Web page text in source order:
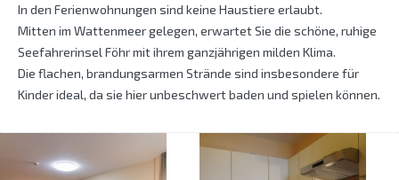
In den Ferienwohnungen sind keine Haustiere erlaubt.
Mitten im Wattenmeer gelegen, erwartet Sie die schöne, ruhige
Seefahrerinsel Föhr mit ihrem ganzjährigen milden Klima.
Die flachen, brandungsarmen Strände sind insbesondere für
Kinder ideal, da sie hier unbeschwert baden und spielen können.